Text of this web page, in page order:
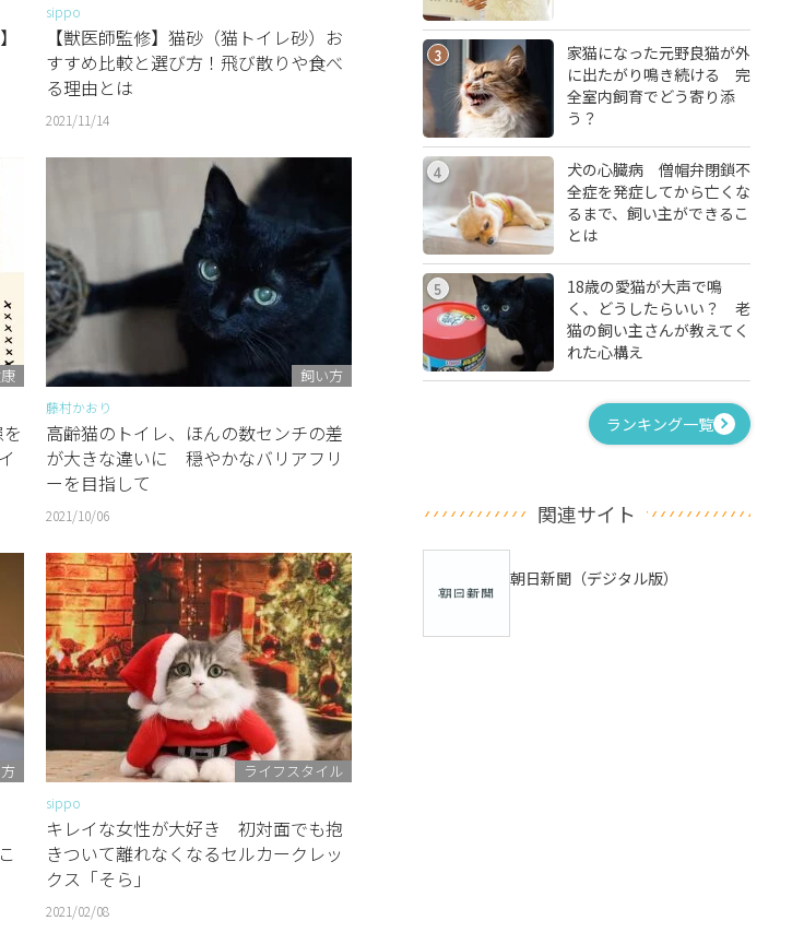
sippo
【獣医師監修】猫砂（猫トイレ砂）お
すすめ比較と選び方！飛び散りや食べ
る理由とは
2021/11/14
飼い方
藤村かおり
高齢猫のトイレ、ほんの数センチの差
が大きな違いに 穏やかなバリアフリ
ーを目指して
2021/10/06
ライフスタイル
sippo
キレイな女性が大好き 初対面でも抱
きついて離れなくなるセルカークレッ
クス「そら」
2021/02/08
3
家猫になった元野良猫が外
に出たがり鳴き続ける 完
全室内飼育でどう寄り添
う？
4
犬の心臓病 僧帽弁閉鎖不
全症を発症してから亡くな
るまで、飼い主ができるこ
とは
5
18歳の愛猫が大声で鳴
く、どうしたらいい？ 老
猫の飼い主さんが教えてく
れた心構え
ランキング一覧
関連サイト
朝日新聞（デジタル版）